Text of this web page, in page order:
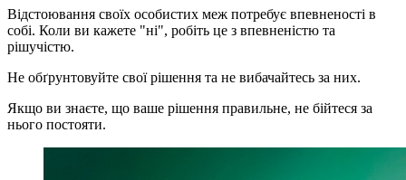
Відстоювання своїх особистих меж потребує впевненості в
собі. Коли ви кажете "ні", робіть це з впевненістю та
рішучістю.
Не обґрунтовуйте свої рішення та не вибачайтесь за них.
Якщо ви знаєте, що ваше рішення правильне, не бійтеся за
нього постояти.